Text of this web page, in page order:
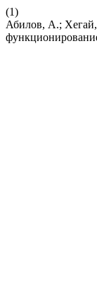
(1)
Абилов, А.; Хегай,